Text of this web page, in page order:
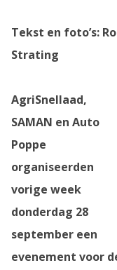
Tekst en foto’s:
Strating
AgriSnellaad,
SAMAN en Auto
Poppe
organiseerden
vorige week
donderdag 28
september een
evenement voor